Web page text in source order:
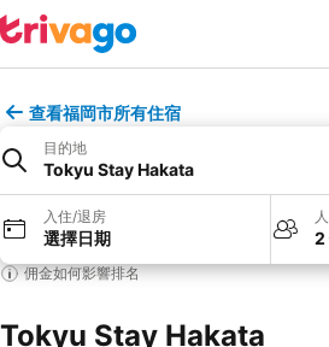
查看福岡市所有住宿
目的地
Tokyu Stay Hakata
入住/退房
選擇日期 2
佣金如何影響排名
Tokyu Stay Hakata